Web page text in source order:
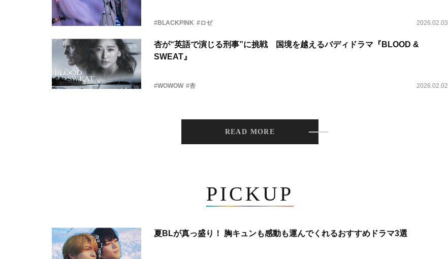
#BLACKPINK #ロゼ 2026.02.03
杏が“英語で演じる刑事”に挑戦 国境を越えるバディドラマ『BLOOD &
SWEAT』
#WOWOW #杏 2026.02.02
READ MORE
PICKUP
夏BLが真っ盛り！ 胸キュンも感動も運んでくれるおすすめドラマ3選